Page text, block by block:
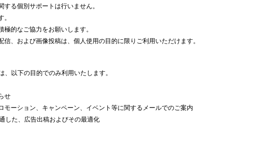
る個別サポートは行いません。
的なご協力をお願いします。
、および画像投稿は、個人使用の目的に限りご利用いただけます。
以下の目的でのみ利用いたします。
せ
ーション、キャンペーン、イベント等に関するメールでのご案内
した、広告出稿およびその最適化